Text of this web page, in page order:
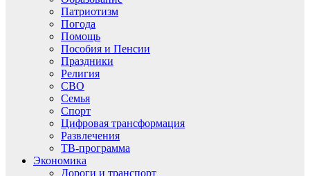
Патриотизм
Погода
Помощь
Пособия и Пенсии
Праздники
Религия
СВО
Семья
Спорт
Цифровая трансформация
Развлечения
ТВ-программа
Экономика
Дороги и транспорт